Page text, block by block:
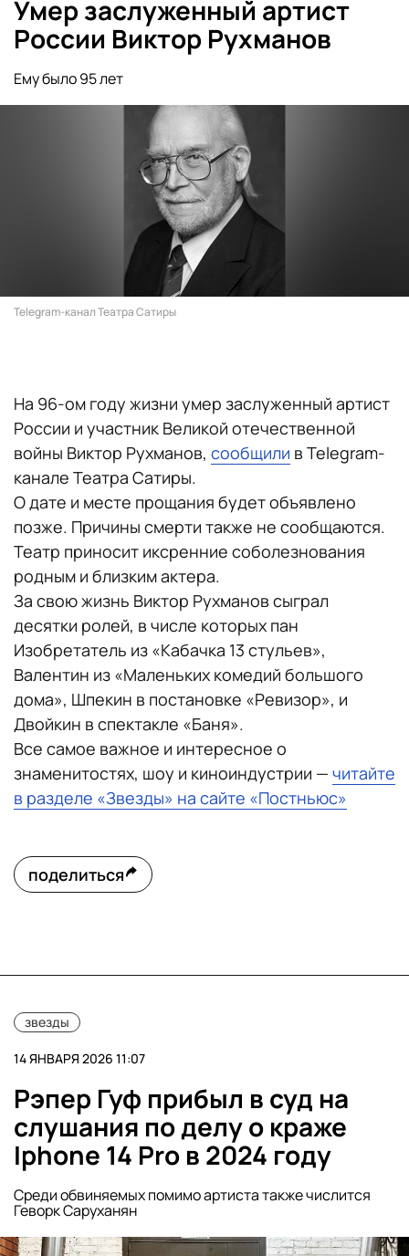
Умер заслуженный артист
России Виктор Рухманов
Ему было 95 лет
Telegram-канал Театра Сатиры
На 96-ом году жизни умер заслуженный артист
России и участник Великой отечественной
войны Виктор Рухманов, сообщили в Telegram-
канале Театра Сатиры.
О дате и месте прощания будет объявлено
позже. Причины смерти также не сообщаются.
Театр приносит иксренние соболезнования
родным и близким актера.
За свою жизнь Виктор Рухманов сыграл
десятки ролей, в числе которых пан
Изобретатель из «Кабачка 13 стульев»,
Валентин из «Маленьких комедий большого
дома», Шпекин в постановке «Ревизор», и
Двойкин в спектакле «Баня».
Все самое важное и интересное о
знаменитостях, шоу и киноиндустрии — читайте
в разделе «Звезды» на сайте «Постньюс»
поделиться
звезды
14 ЯНВАРЯ 2026 11:07
Рэпер Гуф прибыл в суд на
слушания по делу о краже
Iphone 14 Pro в 2024 году
Среди обвиняемых помимо артиста также числится
Геворк Саруханян